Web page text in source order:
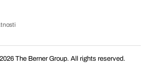
The Berner Group. All rights reserved.